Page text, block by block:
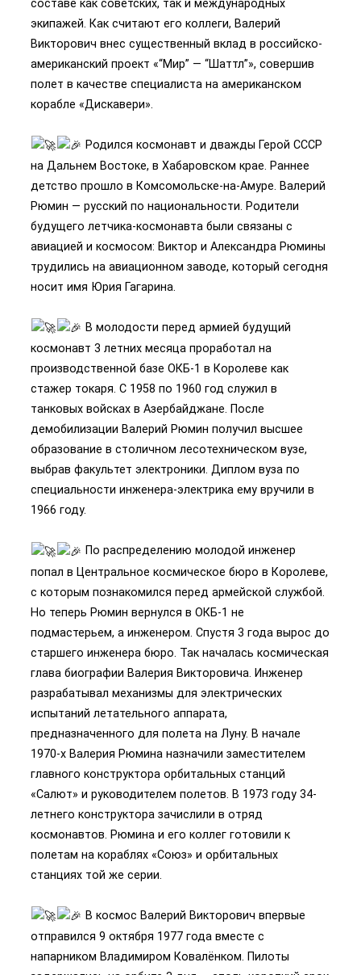
составе как советских, так и международных
экипажей. Как считают его коллеги, Валерий
Викторович внес существенный вклад в российско-
американский проект «“Мир” — “Шаттл”», совершив
полет в качестве специалиста на американском
корабле «Дискавери».
Родился космонавт и дважды Герой СССР
на Дальнем Востоке, в Хабаровском крае. Раннее
детство прошло в Комсомольске-на-Амуре. Валерий
Рюмин — русский по национальности. Родители
будущего летчика-космонавта были связаны с
авиацией и космосом: Виктор и Александра Рюмины
трудились на авиационном заводе, который сегодня
носит имя Юрия Гагарина.
В молодости перед армией будущий
космонавт 3 летних месяца проработал на
производственной базе ОКБ-1 в Королеве как
стажер токаря. С 1958 по 1960 год служил в
танковых войсках в Азербайджане. После
демобилизации Валерий Рюмин получил высшее
образование в столичном лесотехническом вузе,
выбрав факультет электроники. Диплом вуза по
специальности инженера-электрика ему вручили в
1966 году.
По распределению молодой инженер
попал в Центральное космическое бюро в Королеве,
с которым познакомился перед армейской службой.
Но теперь Рюмин вернулся в ОКБ-1 не
подмастерьем, а инженером. Спустя 3 года вырос до
старшего инженера бюро. Так началась космическая
глава биографии Валерия Викторовича. Инженер
разрабатывал механизмы для электрических
испытаний летательного аппарата,
предназначенного для полета на Луну. В начале
1970-х Валерия Рюмина назначили заместителем
главного конструктора орбитальных станций
«Салют» и руководителем полетов. В 1973 году 34-
летнего конструктора зачислили в отряд
космонавтов. Рюмина и его коллег готовили к
полетам на кораблях «Союз» и орбитальных
станциях той же серии.
В космос Валерий Викторович впервые
отправился 9 октября 1977 года вместе с
напарником Владимиром Ковалёнком. Пилоты